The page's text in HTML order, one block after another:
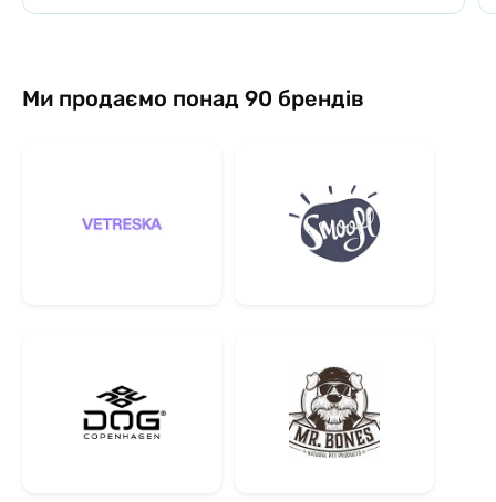
Ми продаємо понад 90 брендів